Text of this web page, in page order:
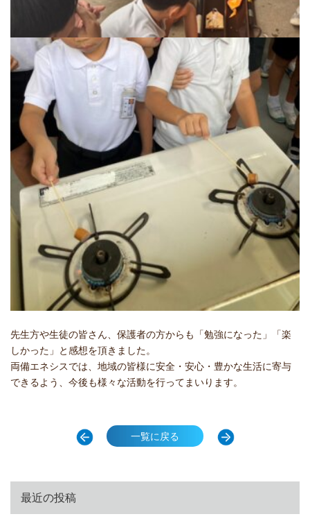
先生方や生徒の皆さん、保護者の方からも「勉強になった」「楽
しかった」と感想を頂きました。
両備エネシスでは、地域の皆様に安全・安心・豊かな生活に寄与
できるよう、今後も様々な活動を行ってまいります。
一覧に戻る
最近の投稿